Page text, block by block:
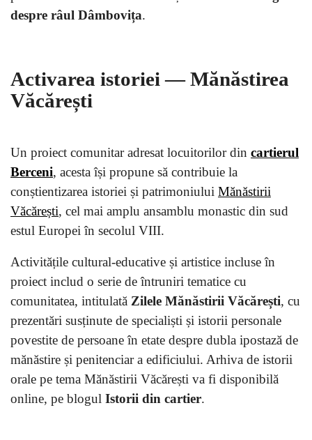
despre râul Dâmbovița.
Activarea istoriei — Mănăstirea
Văcărești
Un proiect comunitar adresat locuitorilor din cartierul
Berceni, acesta își propune să contribuie la
conștientizarea istoriei și patrimoniului Mănăstirii
Văcărești, cel mai amplu ansamblu monastic din sud
estul Europei în secolul VIII.
Activitățile cultural-educative și artistice incluse în
proiect includ o serie de întruniri tematice cu
comunitatea, intitulată Zilele Mănăstirii Văcărești, cu
prezentări susținute de specialiști și istorii personale
povestite de persoane în etate despre dubla ipostază de
mănăstire și penitenciar a edificiului. Arhiva de istorii
orale pe tema Mănăstirii Văcărești va fi disponibilă
online, pe blogul Istorii din cartier.